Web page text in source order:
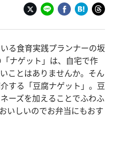
る食育実践プランナーの坂
ナゲット」は、自宅で作
ことはありませんか。そん
する「豆腐ナゲット」。豆
ーズを加えることでふわふ
いしいのでお弁当にもおす